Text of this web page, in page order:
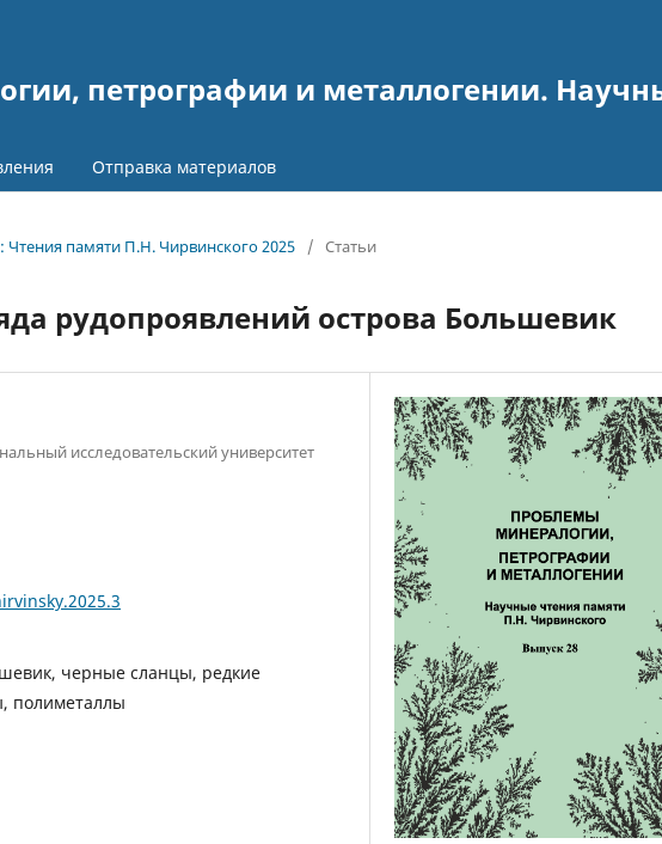
петрографии и металлогении.
Отправка материалов
Чтения памяти П.Н. Чирвинского 2025 / Статьи
рудопроявлений острова Большевик
исследовательский университет
черные сланцы, редкие
полиметаллы